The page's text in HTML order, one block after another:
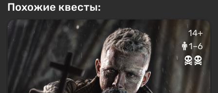
Похожие квесты:
14+
1–6